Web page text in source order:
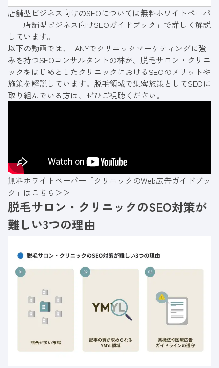
ためのコツを支援実績にもとづき解説します。
店舗型ビジネス向けのSEOについては無料ホワイトペーパ
ー「店舗型ビジネス向けSEOガイドブック」 で詳しく解説
しています。
以下の動画では、LANYでクリニックマーケティングに強
みを持つSEOコンサルタントの林が、脱毛サロン・クリニ
ックをはじめとしたクリニックにおけるSEOのメリットや
施策を解説しています。脱毛領域で集客施策としてSEOに
取り組んでいる方は、ぜひご視聴ください。
無料ホワイトペーパー「クリニックのWeb広告ガイドブッ
ク」はこちら＞＞
脱毛サロン・クリニックのSEO対策が
難しい3つの理由